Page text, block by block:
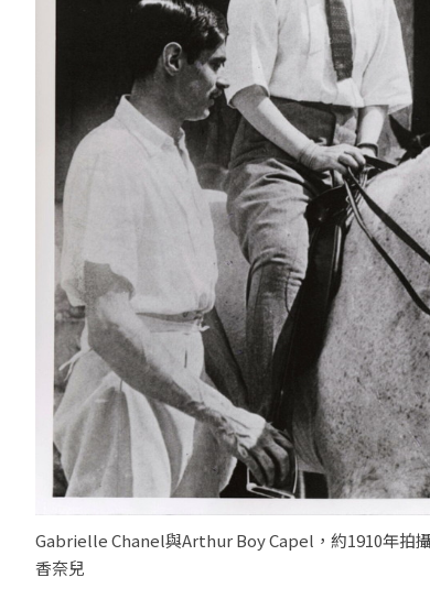
Gabrielle Chanel與Arthur Boy Capel，約1910年拍
香奈兒